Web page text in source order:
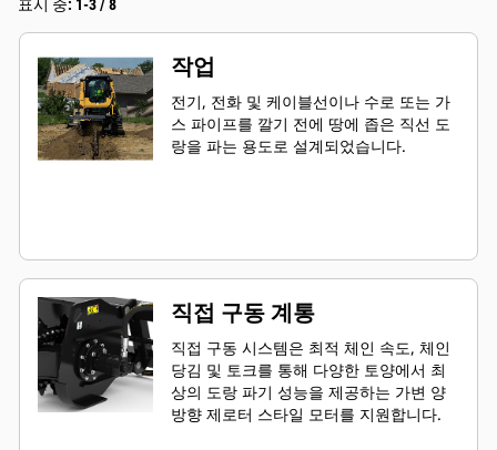
표시 중: 1-3 / 8
작업
전기, 전화 및 케이블선이나 수로 또는 가
스 파이프를 깔기 전에 땅에 좁은 직선 도
랑을 파는 용도로 설계되었습니다.
직접 구동 계통
직접 구동 시스템은 최적 체인 속도, 체인
당김 및 토크를 통해 다양한 토양에서 최
상의 도랑 파기 성능을 제공하는 가변 양
방향 제로터 스타일 모터를 지원합니다.